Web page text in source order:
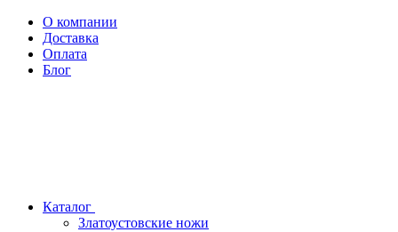
О компании
Доставка
Оплата
Блог
Каталог
Златоустовские ножи